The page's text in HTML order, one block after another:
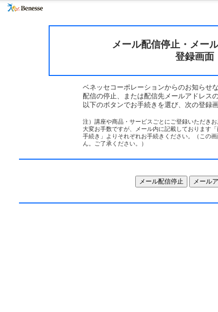
メール配信停止・メー
登録画面
ベネッセコーポレーションからのお知らせ
配信の停止、または配信先メールアドレス
以下のボタンでお手続きを選び、次の登録
注）講座や商品・サービスごとにご登録いただき
大変お手数ですが、メール内に記載しております
手続き」よりそれぞれお手続きください。（この
ん。ご了承ください。）